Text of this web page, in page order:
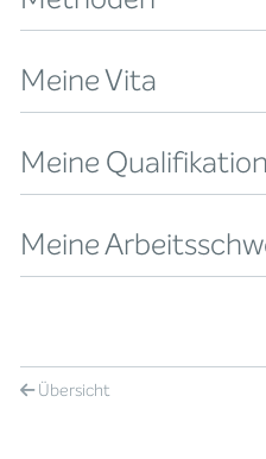
Meine Vita
Meine Qualifikation
Meine
Übersicht